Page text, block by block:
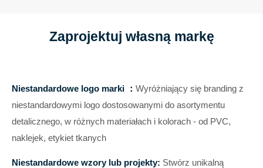
Zaprojektuj własną markę
Niestandardowe logo marki ： Wyróżniający się branding z
niestandardowymi logo dostosowanymi do asortymentu
detalicznego, w różnych materiałach i kolorach - od PVC,
naklejek, etykiet tkanych
Niestandardowe wzory lub projekty: Stwórz unikalną